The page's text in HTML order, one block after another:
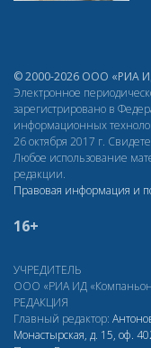
© 2000-2026 ООО «РИА
Электронное
зарегистрировано в
информационных
26 октября 2017 г.
Любое использование
редакции.
Правовая информация и
16+
УЧРЕДИТЕЛЬ
ООО «РИА ИД
РЕДАКЦИЯ
Главный редактор:
Монастырская, д. 15, оф.